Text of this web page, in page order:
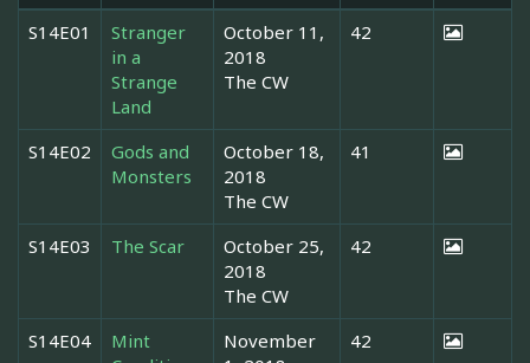
S14E01
Stranger
in a
Strange
Land
October 11,
2018
The CW
42
S14E02
Gods and
Monsters
October 18,
2018
The CW
41
S14E03 The Scar
October 25,
2018
The CW
42
S14E04
Mint
November
42